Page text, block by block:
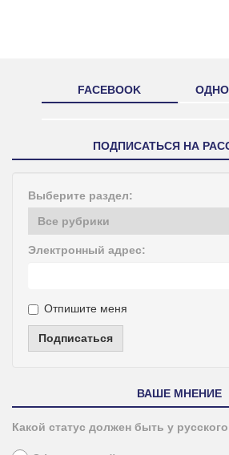
FACEBOOK
ПОДПИСАТЬСЯ НА
Выберите раздел:
Электронный адрес:
Отпишите меня
Подписаться
ВАШЕ МНЕНИЕ
Какой статус должен быть у